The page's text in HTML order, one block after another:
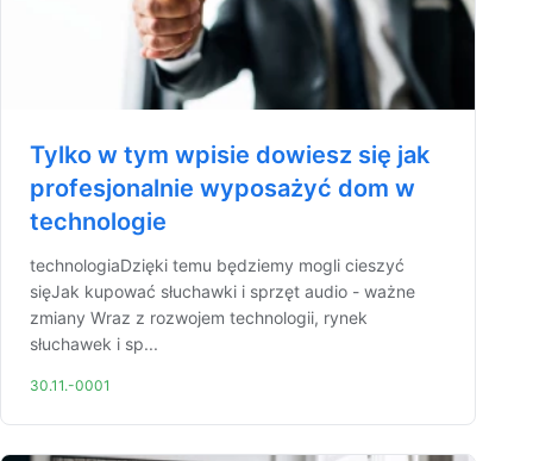
Tylko w tym wpisie dowiesz się jak
profesjonalnie wyposażyć dom w
technologie
technologiaDzięki temu będziemy mogli cieszyć
sięJak kupować słuchawki i sprzęt audio - ważne
zmiany Wraz z rozwojem technologii, rynek
słuchawek i sp...
30.11.-0001